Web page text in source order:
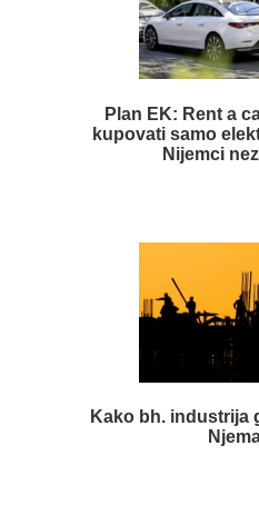
Plan EK: Rent a
kupovati samo
Nijemci
Kako bh. industrija